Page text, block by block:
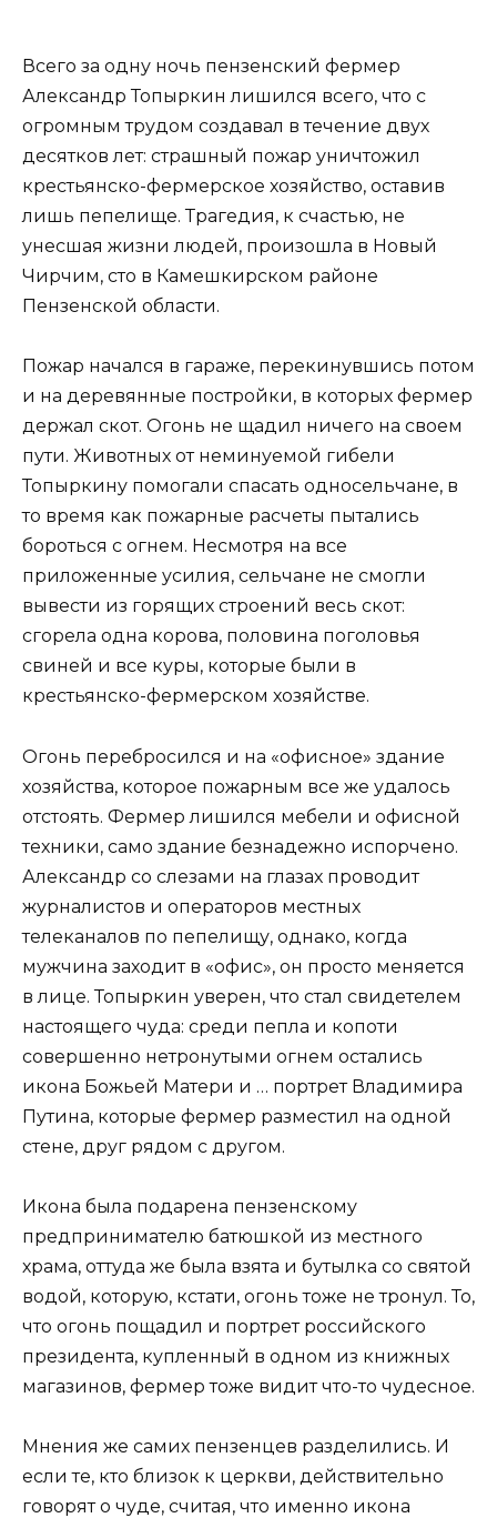
Всего за одну ночь пензенский фермер
Александр Топыркин лишился всего, что с
огромным трудом создавал в течение двух
десятков лет: страшный пожар уничтожил
крестьянско-фермерское хозяйство, оставив
лишь пепелище. Трагедия, к счастью, не
унесшая жизни людей, произошла в Новый
Чирчим, сто в Камешкирском районе
Пензенской области.
Пожар начался в гараже, перекинувшись потом
и на деревянные постройки, в которых фермер
держал скот. Огонь не щадил ничего на своем
пути. Животных от неминуемой гибели
Топыркину помогали спасать односельчане, в
то время как пожарные расчеты пытались
бороться с огнем. Несмотря на все
приложенные усилия, сельчане не смогли
вывести из горящих строений весь скот:
сгорела одна корова, половина поголовья
свиней и все куры, которые были в
крестьянско-фермерском хозяйстве.
Огонь перебросился и на «офисное» здание
хозяйства, которое пожарным все же удалось
отстоять. Фермер лишился мебели и офисной
техники, само здание безнадежно испорчено.
Александр со слезами на глазах проводит
журналистов и операторов местных
телеканалов по пепелищу, однако, когда
мужчина заходит в «офис», он просто меняется
в лице. Топыркин уверен, что стал свидетелем
настоящего чуда: среди пепла и копоти
совершенно нетронутыми огнем остались
икона Божьей Матери и … портрет Владимира
Путина, которые фермер разместил на одной
стене, друг рядом с другом.
Икона была подарена пензенскому
предпринимателю батюшкой из местного
храма, оттуда же была взята и бутылка со святой
водой, которую, кстати, огонь тоже не тронул. То,
что огонь пощадил и портрет российского
президента, купленный в одном из книжных
магазинов, фермер тоже видит что-то чудесное.
Мнения же самих пензенцев разделились. И
если те, кто близок к церкви, действительно
говорят о чуде, считая, что именно икона